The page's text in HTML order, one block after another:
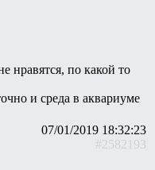
нравятся, по какой то
и среда в аквариуме
07/01/2019 18:32:23
#2582193